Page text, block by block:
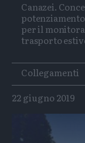
Canazei.
per il
trasporto
Tags
Collegamenti
22 giugno 2019